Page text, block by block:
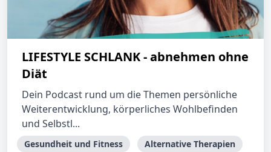
LIFESTYLE SCHLANK - abnehmen ohne
Diät
Dein Podcast rund um die Themen persönliche
Weiterentwicklung, körperliches Wohlbefinden
und Selbstl...
Gesundheit und Fitness
Alternative Therapien